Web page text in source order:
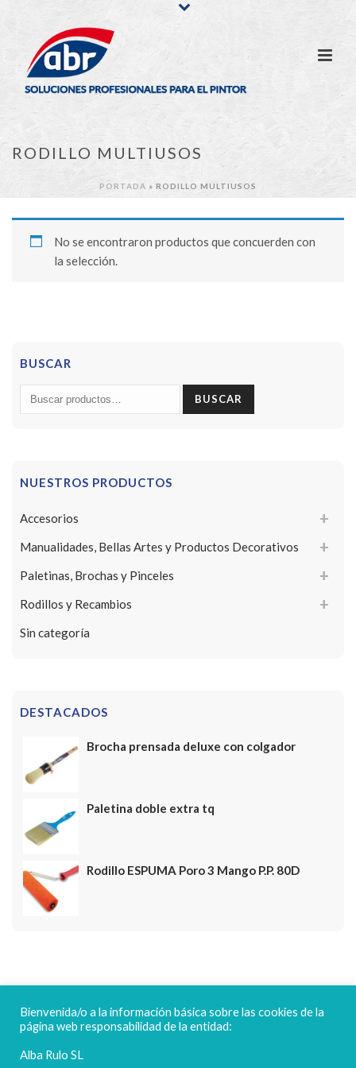
RODILLO MULTIUSOS
PORTADA » RODILLO MULTIUSOS
No se encontraron productos que concuerden con
la selección.
BUSCAR
Buscar
por:
BUSCAR
NUESTROS PRODUCTOS
Accesorios
Manualidades, Bellas Artes y Productos Decorativos
Paletinas, Brochas y Pinceles
Rodillos y Recambios
Sin categoría
DESTACADOS
Brocha prensada deluxe con colgador
Paletina doble extra tq
Rodillo ESPUMA Poro 3 Mango P.P. 80D
FELICES FIESTAS
Bienvenida/o a la información básica sobre las cookies de la
página web responsabilidad de la entidad:
Alba Rulo SL